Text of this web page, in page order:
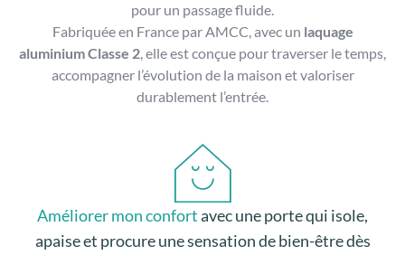
pour un passage fluide.
Fabriquée en France par AMCC, avec un laquage
aluminium Classe 2, elle est conçue pour traverser le temps,
accompagner l’évolution de la maison et valoriser
durablement l’entrée.
Améliorer mon confortavec une porte qui isole,
apaise et procure une sensation de bien-être dès